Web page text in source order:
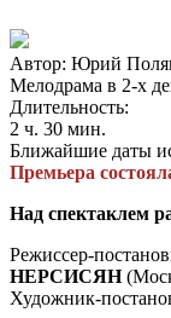
Автор: Юрий
Мелодрама в 2-х
Длительность:
2 ч. 30 мин.
Ближайшие даты
Премьера
Над спектаклем
Режиссер-
НЕРСИСЯН
Художник-